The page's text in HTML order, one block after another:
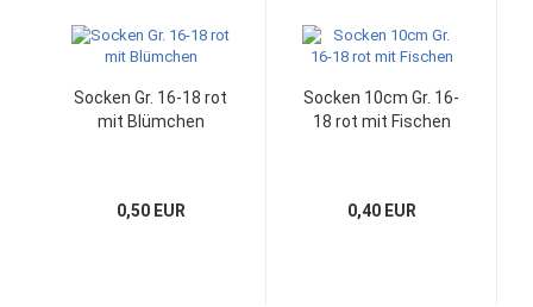
Socken Gr. 16-18 rot
mit Blümchen
0,50 EUR
Socken 10cm Gr. 16-
18 rot mit Fischen
0,40 EUR